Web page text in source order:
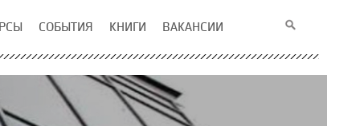
СОБЫТИЯ КНИГИ ВАКАНСИИ